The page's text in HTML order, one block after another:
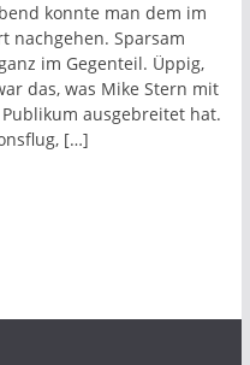
konnte man dem im
nachgehen. Sparsam
im Gegenteil. Üppig,
das, was Mike Stern mit
ausgebreitet hat.
[…]